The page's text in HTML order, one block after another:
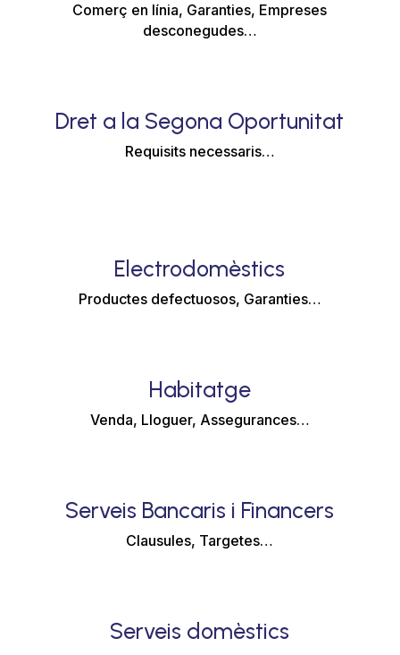
Comerç en línia, Garanties, Empreses
desconegudes…
Dret a la Segona Oportunitat
Requisits necessaris…
Electrodomèstics
Productes defectuosos, Garanties…
Habitatge
Venda, Lloguer, Assegurances…
Serveis Bancaris i Financers
Clausules, Targetes…
Serveis domèstics